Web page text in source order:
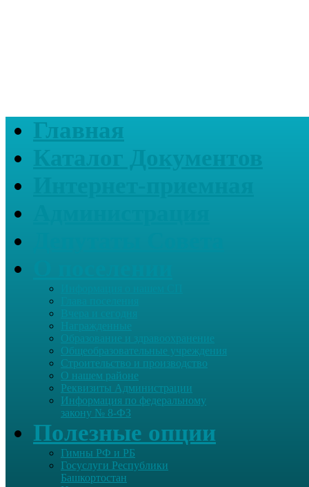
Главная
Награжденные
Образование и здравоохранение
Общеобразовательные учреждения
Строительство и производство
О нашем районе
Реквизиты Администрации
Информация по федеральному
закону № 8-ФЗ
Полезные опции
Гимны РФ и РБ
Госуслуги Республики
Башкортостан